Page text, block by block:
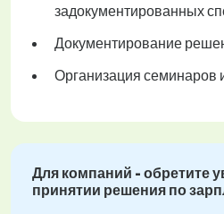
задокументированных
Документирование
Организация семинаров
Для компаний - обретите
принятии решения по